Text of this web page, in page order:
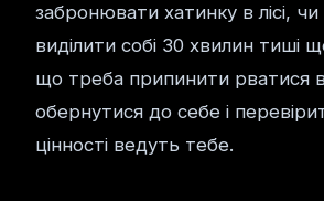
забронювати хатинку в лісі,
виділити собі 30 хвилин тиші
що треба припинити рватися
обернутися до себе і
цінності ведуть тебе.